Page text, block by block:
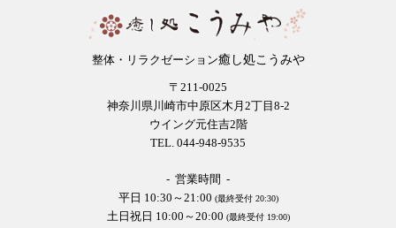
整体・リラクゼーション癒し処こうみや
〒211-0025
神奈川県川崎市中原区木月2丁目8-2
ウイング元住吉2階
TEL. 044-948-9535
- 営業時間 -
平日 10:30～21:00 (最終受付 20:30)
土日祝日 10:00～20:00 (最終受付 19:00)